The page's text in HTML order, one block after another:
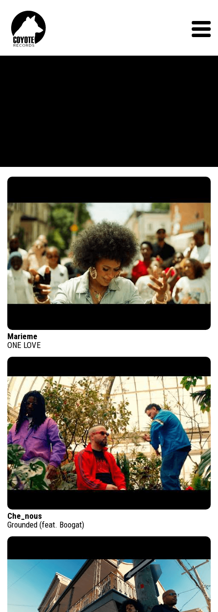
Records
Menu
Marieme
ONE LOVE
Che_nous
Grounded (feat. Boogat)